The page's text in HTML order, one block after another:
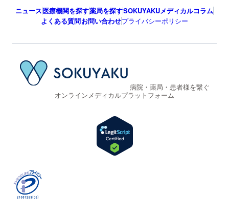
ニュース医療機関を探す薬局を探すSOKUYAKUメディカルコラム
よくある質問お問い合わせプライバシーポリシー
病院・薬局・患者様を繋ぐ
オンラインメディカルプラットフォーム